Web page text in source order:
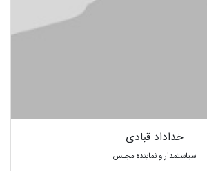
خداداد قبادی
سیاستمدار و نماینده مجلس